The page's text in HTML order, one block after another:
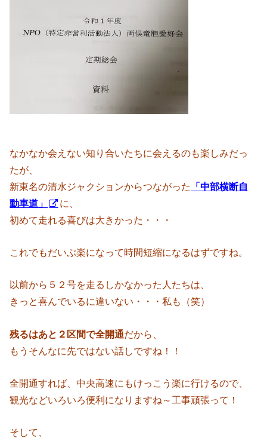
なかなか会えない知り合いたちに会えるのも楽しみだっ
たが、
新東名の清水ジャクションからつながった
「中部横断自
動車道」
に、
初めて走れる喜びは大きかった・・・
これでもだいぶ楽になって時間短縮になるはずですね。
以前から５２号を走るしかなかった人たちは、
きっと喜んでいるに違いない・・・私も（笑）
残るはあと２区間で全開通だから、
もうそんなに先ではない話しですね！！
全開通すれば、中央高速にもけっこう楽に行けるので、
観光などいろいろ便利になりますね～工事頑張って！
そして、